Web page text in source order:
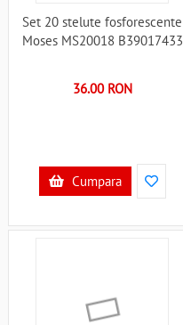
Set 20 stelute fosforescente
Moses MS20018 B39017433
36.00 RON
Cumpara